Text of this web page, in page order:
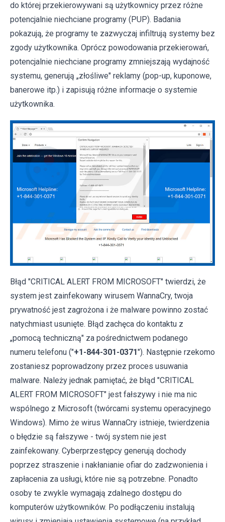
do której przekierowywani są użytkownicy przez różne
potencjalnie niechciane programy (PUP). Badania
pokazują, że programy te zazwyczaj infiltrują systemy bez
zgody użytkownika. Oprócz powodowania przekierowań,
potencjalnie niechciane programy zmniejszają wydajność
systemu, generują „złośliwe" reklamy (pop-up, kuponowe,
banerowe itp.) i zapisują różne informacje o systemie
użytkownika.
Błąd "CRITICAL ALERT FROM MICROSOFT" twierdzi, że ​​
system jest zainfekowany wirusem WannaCry, twoja
prywatność jest zagrożona i że malware powinno zostać
natychmiast usunięte. Błąd zachęca do kontaktu z
„pomocą techniczną" za pośrednictwem podanego
numeru telefonu ("+1-844-301-0371"). Następnie rzekomo
zostaniesz poprowadzony przez proces usuwania
malware. Należy jednak pamiętać, że błąd "CRITICAL
ALERT FROM MICROSOFT" jest fałszywy i nie ma nic
wspólnego z Microsoft (twórcami systemu operacyjnego
Windows). Mimo że wirus WannaCry istnieje, twierdzenia
o błędzie są fałszywe - twój system nie jest
zainfekowany. Cyberprzestępcy generują dochody
poprzez straszenie i nakłanianie ofiar do zadzwonienia i
zapłacenia za usługi, które nie są potrzebne. Ponadto
osoby te zwykle wymagają zdalnego dostępu do
komputerów użytkowników. Po podłączeniu instalują